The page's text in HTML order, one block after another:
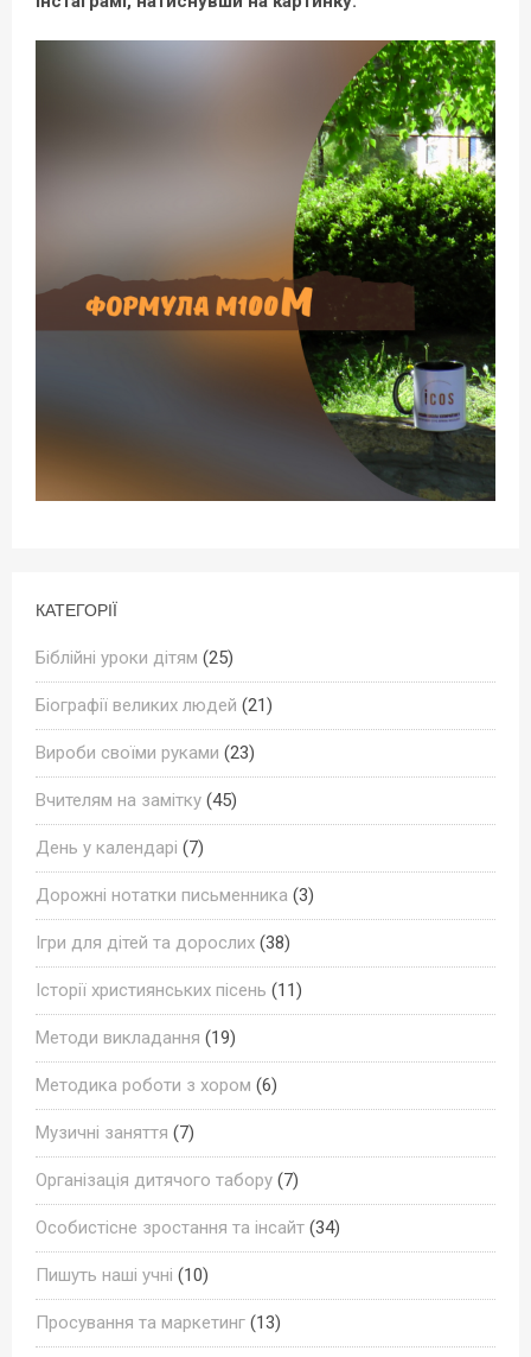
КАТЕГОРІЇ
Біблійні уроки дітям (25)
Біографії великих людей (21)
Вироби своїми руками (23)
Вчителям на замітку (45)
День у календарі (7)
Дорожні нотатки письменника (3)
Ігри для дітей та дорослих (38)
Історії християнських пісень (11)
Методи викладання (19)
Методика роботи з хором (6)
Музичні заняття (7)
Організація дитячого табору (7)
Особистісне зростання та інсайт (34)
Пишуть наші учні (10)
Просування та маркетинг (13)